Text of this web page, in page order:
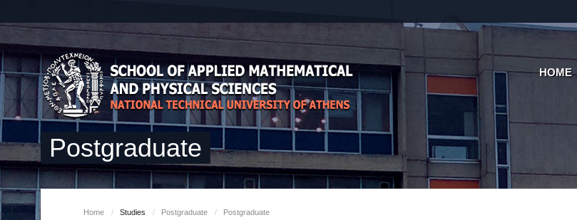
HOME
Postgraduate
Home / Studies / Postgraduate / Postgraduate